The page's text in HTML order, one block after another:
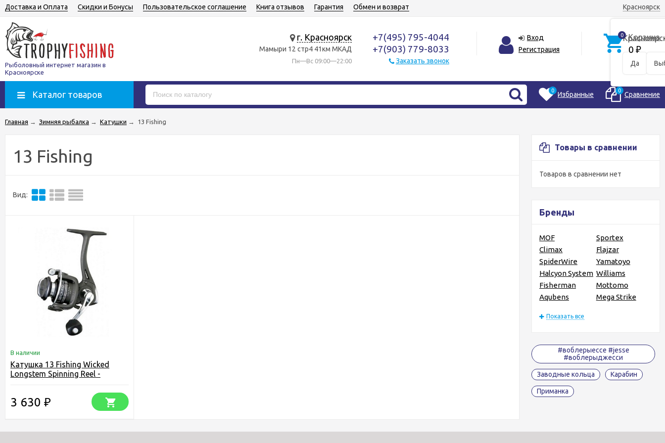
Красноярск
Да
Доставка и Оплата Скидки и Бонусы Пользовательское соглашение Книга отзывов Гарантия Обмен и возврат
Рыболовный интернет магазин в
Красноярске
г. Красноярск
Мамыри 12 стр4 41км МКАД
Пн—Вс 09:00—22:00
+7(495) 795-4044
+7(903) 779-8033
Заказать звонок
Вход
Регистрация
0 Корзина
0 ₽
Каталог товаров 0 Избранные 0 Сравнение
Главная → Зимняя рыбалка → Катушки → 13 Fishing
Товары в сравнении
Товаров в сравнении нет
Бренды
MOF
Sportex
Climax
Flajzar
SpiderWire
Yamatoyo
Halcyon System Williams
Fisherman
Mottomo
Aqubens
Mega Strike
Показать все
#воблерыессе #jesse
#воблерыджесси
Заводные кольца Карабин
Приманка
13 Fishing
Вид:
В наличии
Катушка 13 Fishing Wicked
Longstem Spinning Reel -
3 630 ₽